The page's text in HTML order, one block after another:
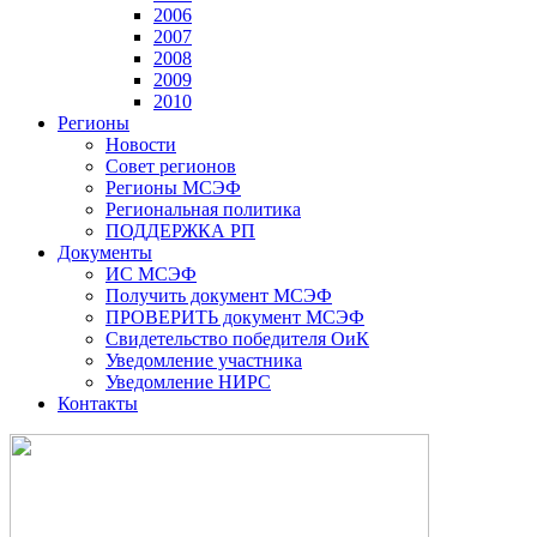
2006
2007
2008
2009
2010
Регионы
Новости
Совет регионов
Регионы МСЭФ
Региональная политика
ПОДДЕРЖКА РП
Документы
ИС МСЭФ
Получить документ МСЭФ
ПРОВЕРИТЬ документ МСЭФ
Свидетельство победителя ОиК
Уведомление участника
Уведомление НИРС
Контакты